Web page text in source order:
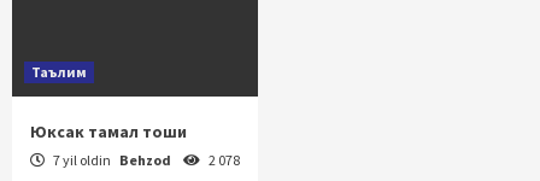
Таълим
Юксак тамал тоши
7 yil oldin Behzod 2 078